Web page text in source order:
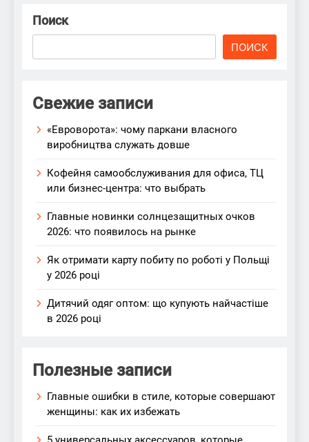
Поиск
ПОИСК
Свежие записи
«Евроворота»: чому паркани власного
виробництва служать довше
Кофейня самообслуживания для офиса, ТЦ
или бизнес-центра: что выбрать
Главные новинки солнцезащитных очков
2026: что появилось на рынке
Як отримати карту побиту по роботі у Польщі
у 2026 році
Дитячий одяг оптом: що купують найчастіше
в 2026 році
Полезные записи
Главные ошибки в стиле, которые совершают
женщины: как их избежать